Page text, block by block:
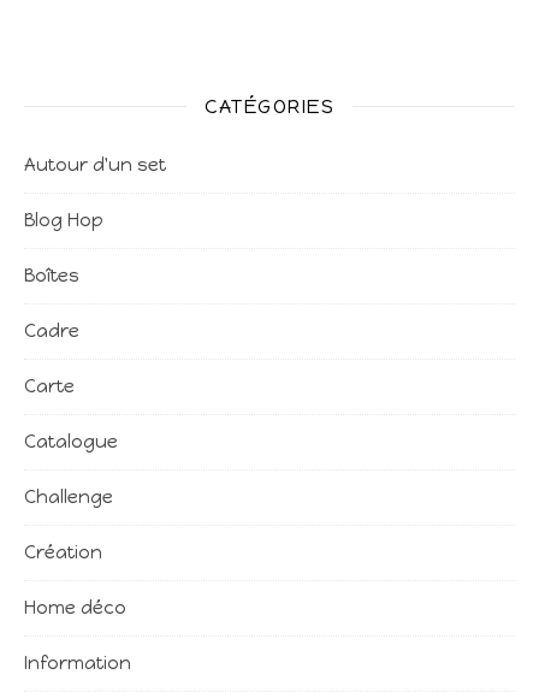
CATÉGORIES
Autour d'un set
Blog Hop
Boîtes
Cadre
Carte
Catalogue
Challenge
Création
Home déco
Information